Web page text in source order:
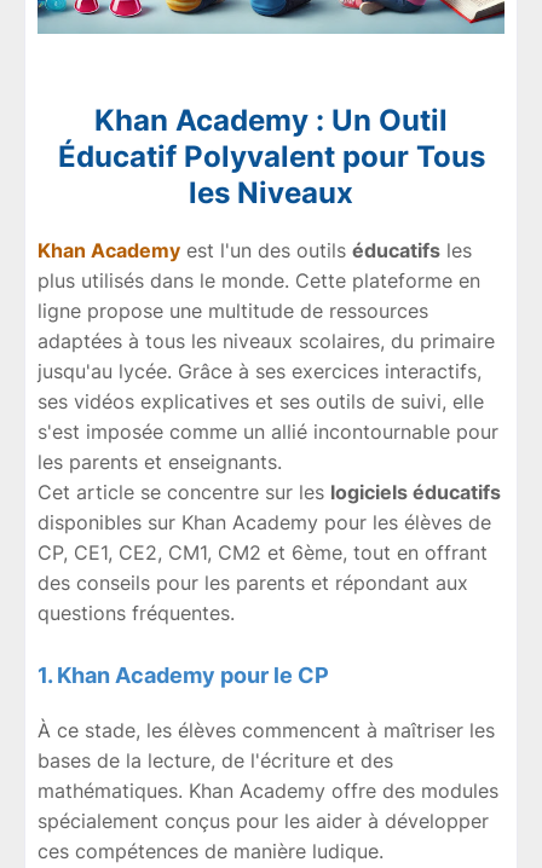
Khan Academy : Un Outil
Éducatif Polyvalent pour Tous
les Niveaux
Khan Academy est l'un des outils éducatifs les
plus utilisés dans le monde. Cette plateforme en
ligne propose une multitude de ressources
adaptées à tous les niveaux scolaires, du primaire
jusqu'au lycée. Grâce à ses exercices interactifs,
ses vidéos explicatives et ses outils de suivi, elle
s'est imposée comme un allié incontournable pour
les parents et enseignants.
Cet article se concentre sur les logiciels éducatifs
disponibles sur Khan Academy pour les élèves de
CP, CE1, CE2, CM1, CM2 et 6ème, tout en offrant
des conseils pour les parents et répondant aux
questions fréquentes.
1. Khan Academy pour le CP
À ce stade, les élèves commencent à maîtriser les
bases de la lecture, de l'écriture et des
mathématiques. Khan Academy offre des modules
spécialement conçus pour les aider à développer
ces compétences de manière ludique.